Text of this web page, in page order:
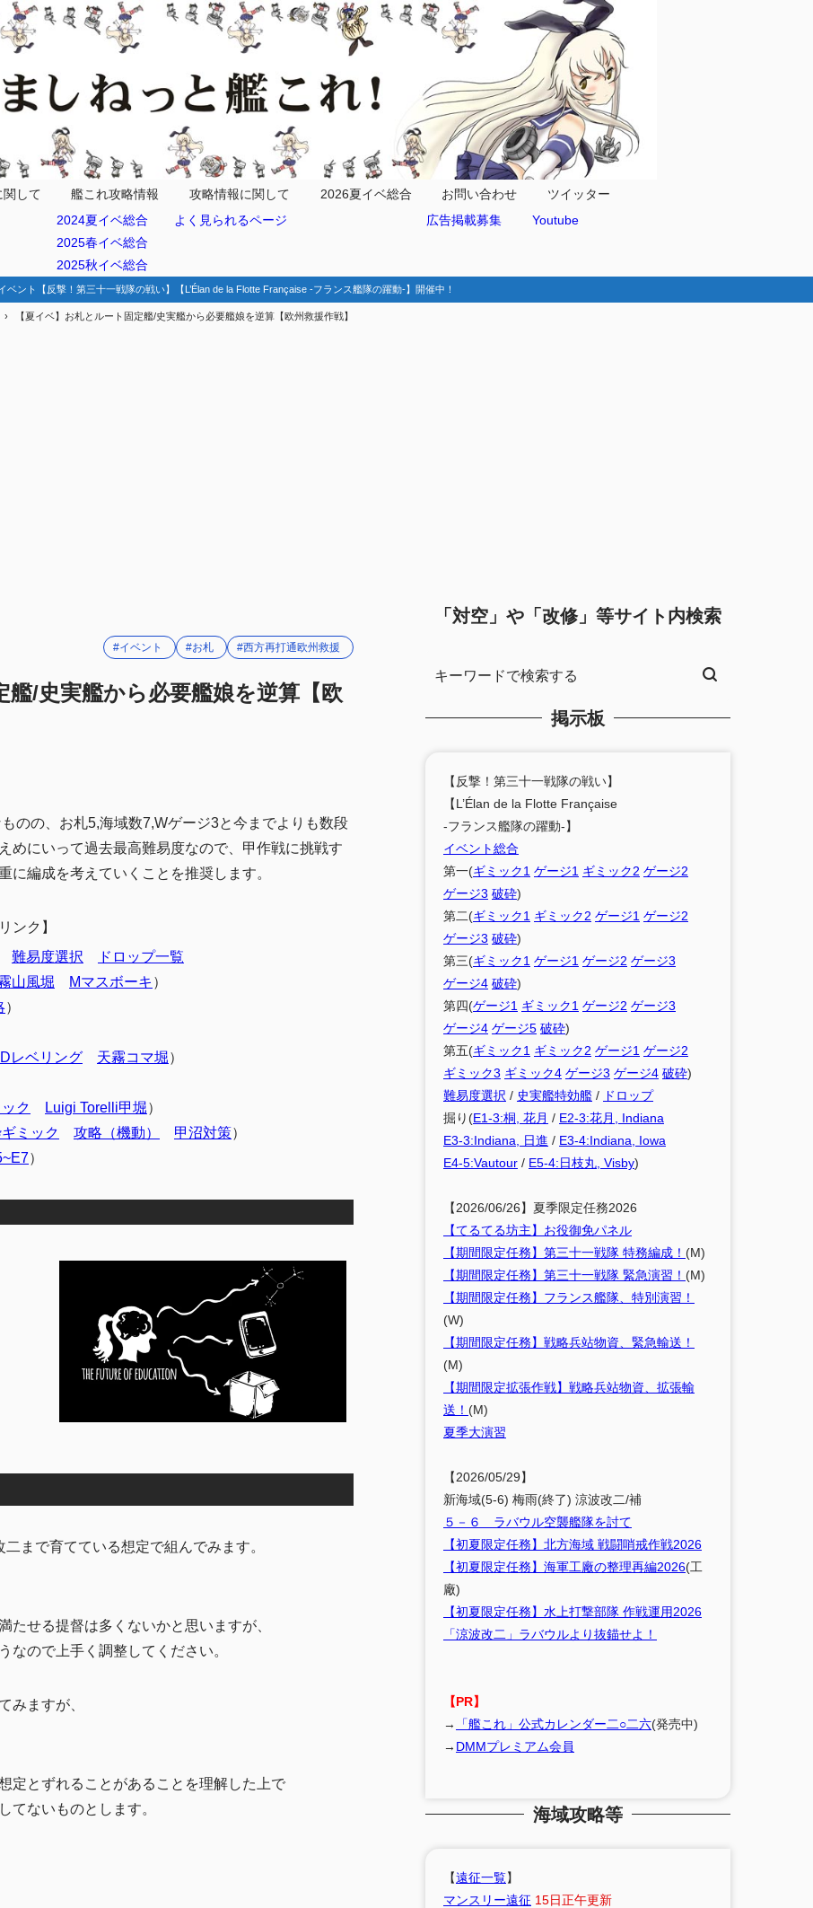
関して
艦これ攻略情報
2024夏イベ総合
2025春イベ総合
2025秋イベ総合
攻略情報に関して
よく見られるページ
2026夏イベ総合
お問い合わせ
広告掲載募集
ツイッター
Youtube
ベント【反撃！第三十一戦隊の戦い】【L’Élan de la Flotte Française -フランス艦隊の躍動-】開催中！
【夏イベ】お札とルート固定艦/史実艦から必要艦娘を逆算【欧州救援作戦】
#イベント #お札 #西方再打通欧州救援
艦/史実艦から必要艦娘を逆算【欧
のの、お札5,海域数7,Wゲージ3と今までよりも数段
めにいって過去最高難易度なので、甲作戦に挑戦す
に編成を考えていくことを推奨します。
ンク】
難易度選択
ドロップ一覧
山風堀 Mマスボーキ ）
）
レベリング 天霧コマ堀）
ク Luigi Torelli甲堀）
ミック 攻略（機動） 甲沼対策）
）
まで育てている想定で組んでみます。
たせる提督は多くないかと思いますが、
なので上手く調整してください。
みますが、
定とずれることがあることを理解した上で
てないものとします。
「対空」や「改修」等サイト内検索
掲示板
【反撃！第三十一戦隊の戦い】
【L’Élan de la Flotte Française
-フランス艦隊の躍動-】
イベント総合
第一(ギミック1 ゲージ1 ギミック2 ゲージ2
ゲージ3 破砕)
第二(ギミック1 ギミック2 ゲージ1 ゲージ2
ゲージ3 破砕)
第三(ギミック1 ゲージ1 ゲージ2 ゲージ3
ゲージ4 破砕)
第四(ゲージ1 ギミック1 ゲージ2 ゲージ3
ゲージ4 ゲージ5 破砕)
第五(ギミック1 ギミック2 ゲージ1 ゲージ2
ギミック3 ギミック4 ゲージ3 ゲージ4 破砕)
難易度選択 / 史実艦特効艦 / ドロップ
掘り(E1-3:桐, 花月 / E2-3:花月, Indiana
E3-3:Indiana, 日進 / E3-4:Indiana, Iowa
E4-5:Vautour / E5-4:日枝丸, Visby)
【2026/06/26】夏季限定任務2026
【てるてる坊主】お役御免パネル
【期間限定任務】第三十一戦隊 特務編成！ (M)
【期間限定任務】第三十一戦隊 緊急演習！ (M)
【期間限定任務】フランス艦隊、特別演習！
(W)
【期間限定任務】戦略兵站物資、緊急輸送！
(M)
【期間限定拡張作戦】戦略兵站物資、拡張輸
送！ (M)
夏季大演習
【2026/05/29】
新海域(5-6) 梅雨(終了) 涼波改二/補
５－６ ラバウル空襲艦隊を討て
【初夏限定任務】北方海域 戦闘哨戒作戦2026
【初夏限定任務】海軍工廠の整理再編2026(工
廠)
【初夏限定任務】水上打撃部隊 作戦運用2026
「涼波改二」ラバウルより抜錨せよ！
【PR】
→
「艦これ」公式カレンダー二○二六(発売中)
→ DMMプレミアム会員
海域攻略等
【遠征一覧】
マンスリー遠征 15日正午更新
遣艦隊
ージ
インの採用